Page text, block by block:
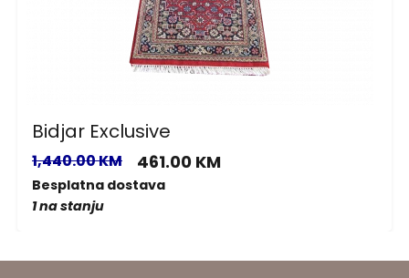
Bidjar Exclusive
1,440.00 KM 461.00 KM
Besplatna dostava
1 na stanju